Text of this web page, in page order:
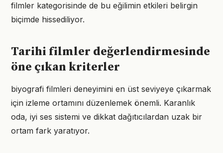
filmler kategorisinde de bu eğilimin etkileri belirgin
biçimde hissediliyor.
Tarihi filmler değerlendirmesinde
öne çıkan kriterler
biyografi filmleri deneyimini en üst seviyeye çıkarmak
için izleme ortamını düzenlemek önemli. Karanlık
oda, iyi ses sistemi ve dikkat dağıtıcılardan uzak bir
ortam fark yaratıyor.